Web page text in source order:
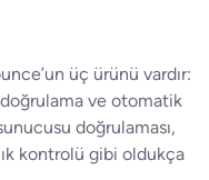
üç ürünü vardır:
ve otomatik
doğrulaması,
kontrolü gibi oldukça